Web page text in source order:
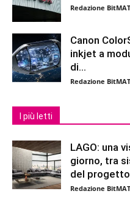
Redazione BitMAT
Canon
inkjet a
di...
Redazione BitMAT
I più letti
LAGO: una
giorno, tra
del progetto
Redazione BitMAT